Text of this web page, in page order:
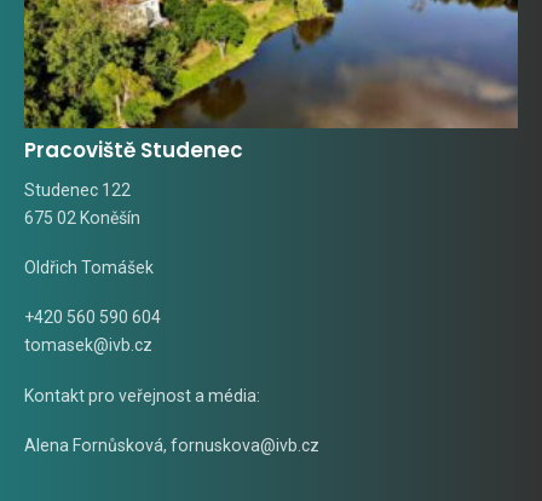
Pracoviště Studenec
Studenec 122
675 02 Koněšín
Oldřich Tomášek
+420 560 590 604
tomasek@ivb.cz
Kontakt pro veřejnost a média:
Alena Fornůsková, fornuskova@ivb.cz